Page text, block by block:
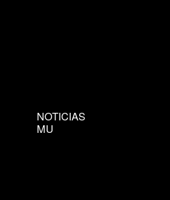
NOTICIAS
MU